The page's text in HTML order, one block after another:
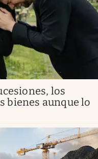
los
bienes aunque lo